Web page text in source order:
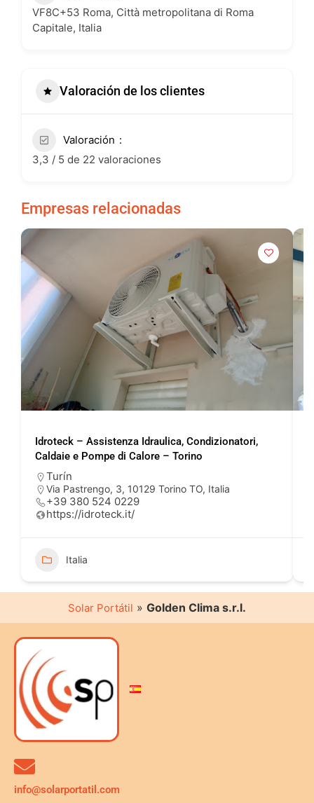
VF8C+53 Roma, Città metropolitana di Roma
Capitale, Italia
Valoración de los clientes
Valoración
3,3 / 5 de 22 valoraciones
Empresas relacionadas
Idroteck – Assistenza Idraulica, Condizionatori,
Caldaie e Pompe di Calore – Torino
Turín
Via Pastrengo, 3, 10129 Torino TO, Italia
+39 380 524 0229
https://idroteck.it/
Italia
Solar Portátil » Golden Clima s.r.l.
info@solarportatil.com